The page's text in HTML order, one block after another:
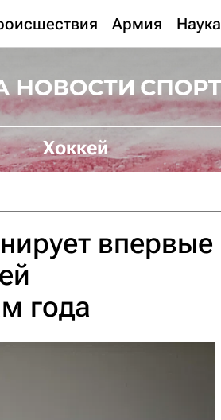
Армия Наука
Хоккей
впервые
года